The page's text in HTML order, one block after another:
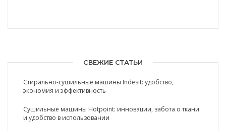
СВЕЖИЕ СТАТЬИ
Стирально-сушильные машины Indesit: удобство,
экономия и эффективность
Сушильные машины Hotpoint: инновации, забота о ткани
и удобство в использовании